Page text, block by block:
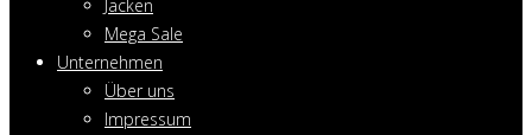
Jacken
Mega Sale
Unternehmen
Über uns
Impressum